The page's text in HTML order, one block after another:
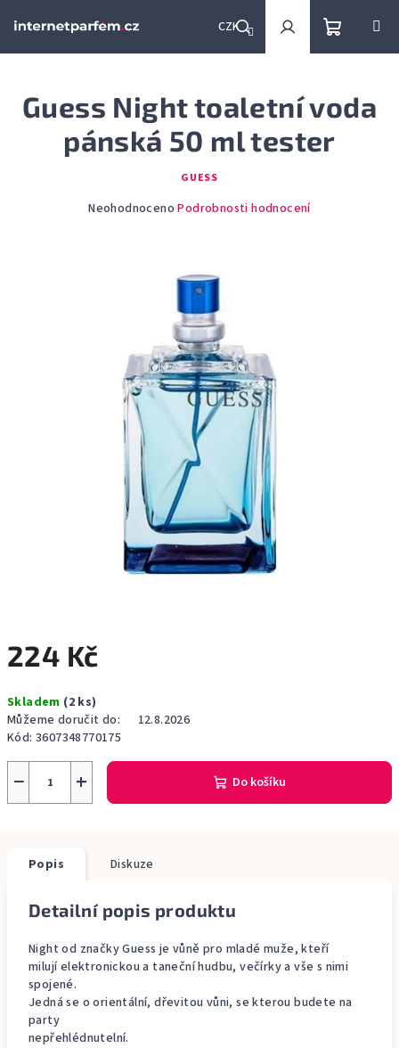
CZK
Hledat PřihlášeníNákupní
košík
224 Kč
cena:
Skladem (2 ks)
Můžeme doručit do:
12.8.2026
Kód: 3607348770175
+
− Do košíku
Guess Night toaletní voda
pánská 50 ml tester
GUESS
Průměrné
Neohodnoceno Podrobnosti hodnocení
Popis Diskuze
Detailní popis produktu
Night od značky Guess je vůně pro mladé muže, kteří
milují elektronickou a taneční hudbu, večírky a vše s nimi
spojené.
Jedná se o orientální, dřevitou vůni, se kterou budete na
party
nepřehlédnutelní.